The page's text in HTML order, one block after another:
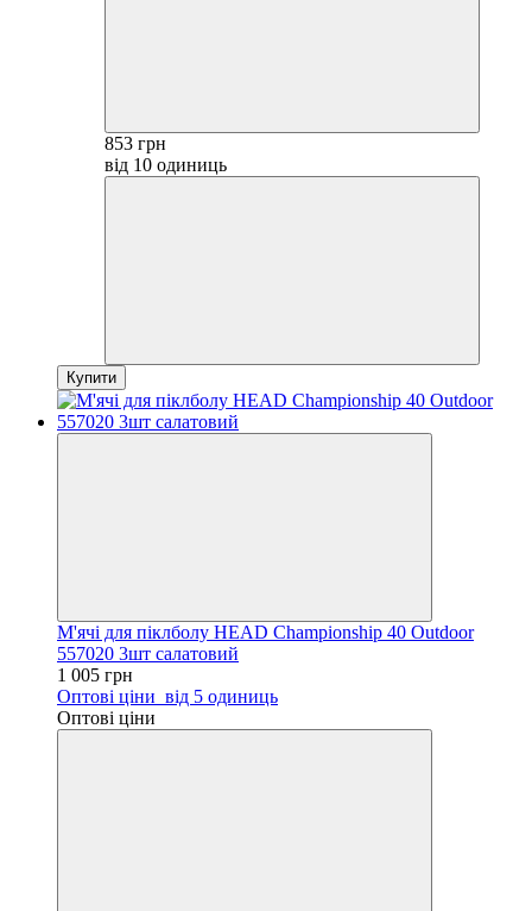
853 грн
від 10 одиниць
Купити
М'ячі для піклболу HEAD Championship 40 Outdoor
557020 3шт салатовий
1 005 грн
Оптові ціни від 5 одиниць
Оптові ціни